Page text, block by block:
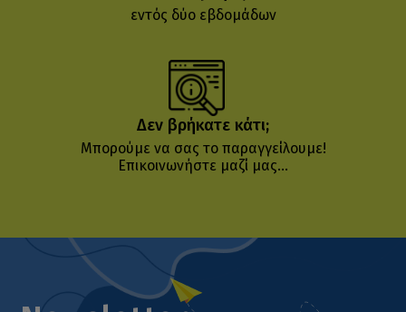
εντός δύο εβδομάδων
Δεν βρήκατε κάτι;
Μπορούμε να σας το παραγγείλουμε!
Επικοινωνήστε μαζί μας...